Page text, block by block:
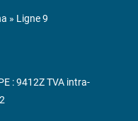
» Ligne 9
: 9412Z TVA intra-